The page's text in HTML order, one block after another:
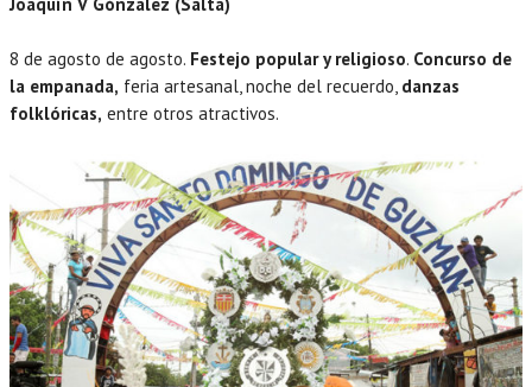
8 de agosto de agosto. Festejo popular y religioso. Concurso de
la empanada, feria artesanal, noche del recuerdo, danzas
folklóricas, entre otros atractivos.